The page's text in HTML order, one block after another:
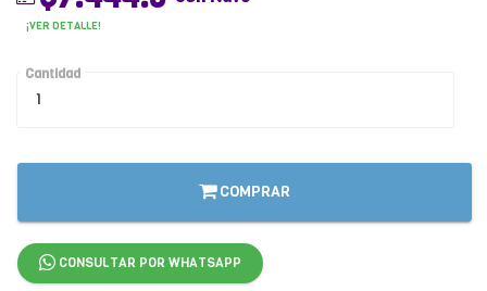
¡VER DETALLE!
Cantidad
COMPRAR
CONSULTAR POR WHATSAPP